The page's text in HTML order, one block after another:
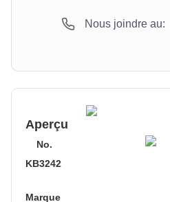
Nous joindre au:
Aperçu
No.
KB3242
Marque